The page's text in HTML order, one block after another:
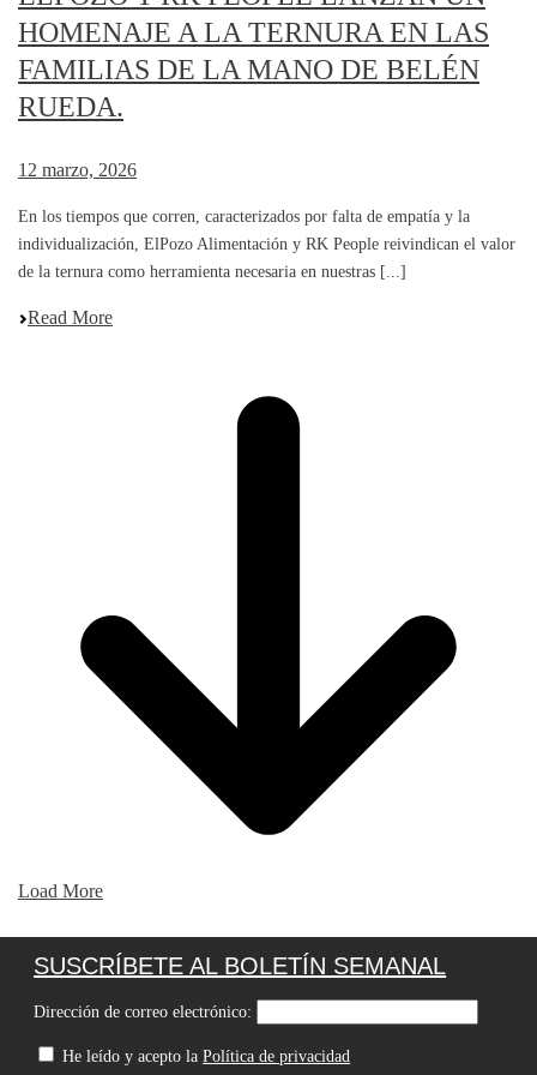
HOMENAJE A LA TERNURA EN LAS
FAMILIAS DE LA MANO DE BELÉN
RUEDA.
12 marzo, 2026
En los tiempos que corren, caracterizados por falta de empatía y la
individualización, ElPozo Alimentación y RK People reivindican el valor
de la ternura como herramienta necesaria en nuestras [...]
Read More
Load More
SUSCRÍBETE AL BOLETÍN SEMANAL
Dirección de correo electrónico:
He leído y acepto laPolítica de privacidad